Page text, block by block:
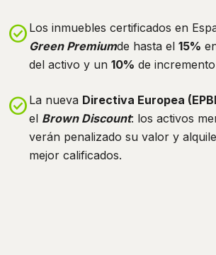
check_circle Los inmuebles certificados en
Green Premiumde hasta el15%
del activo y un10% de
check_circle La nueva Directiva Europea
el Brown Discount: los activos
verán penalizado su valor y
mejor calificados.